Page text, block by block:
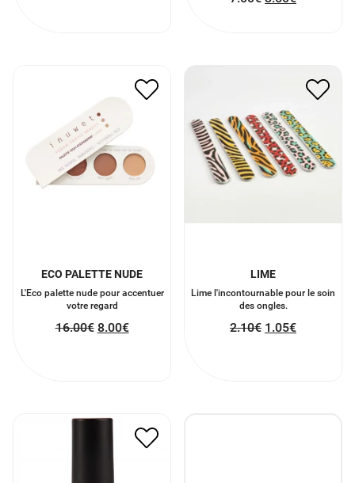
ECO PALETTE NUDE
L'Eco palette nude pour accentuer
votre regard
16.00€ 8.00€
LIME
Lime l'incontournable pour le soin
des ongles.
2.10€ 1.05€
4.50€ 2.25